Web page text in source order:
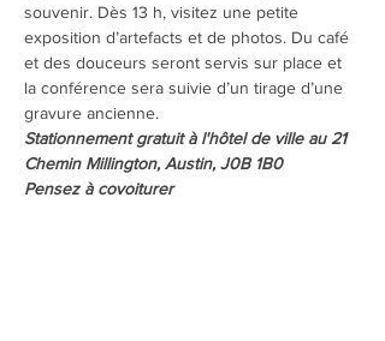
souvenir. Dès 13 h, visitez une petite
exposition d’artefacts et de photos. Du café
et des douceurs seront servis sur place et
la conférence sera suivie d’un tirage d’une
gravure ancienne.
Stationnement gratuit à l'hôtel de ville au 21
Chemin Millington, Austin, J0B 1B0
Pensez à covoiturer